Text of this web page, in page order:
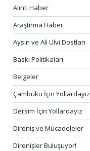
Alıntı Haber
Araştırma Haber
Aysin ve Ali Ulvi Dostları
Baskı Politikaları
Belgeler
Çambükü İçin Yollardayız
Dersim İçin Yollardayız
Direniş ve Mücadeleler
Direnişler Buluşuyor!